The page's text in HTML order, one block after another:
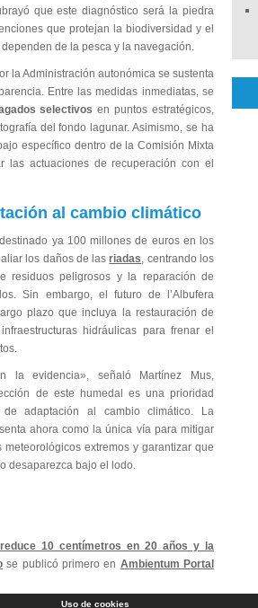
que este diagnóstico será la piedra
que protejan la biodiversidad y el
de la pesca y la navegación.
la Administración autonómica se sustenta
Entre las medidas inmediatas, se
selectivos en puntos estratégicos,
del fondo lagunar. Asimismo, se ha
específico dentro de la Comisión Mixta
las actuaciones de recuperación con el
al cambio climático
ya 100 millones de euros en los
los daños de lasriadas, centrando los
residuos peligrosos y la reparación de
Sin embargo, el futuro de l’Albufera
plazo que incluya la restauración de
hidráulicas para frenar el
la evidencia», señaló Martínez Mus,
de este humedal es una prioridad
adaptación al cambio climático. La
ahora como la única vía para mitigar
meteorológicos extremos y garantizar que
desaparezca bajo el lodo.
reduce 10 centímetros en 20 años y la
se publicó primero en Ambientum Portal
Uso de cookies